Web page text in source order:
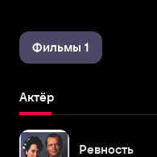
Фильмы 1
Актёр
Ревность